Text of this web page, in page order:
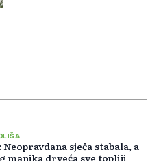
sječa stabala, a
manjka drveća sve topliji